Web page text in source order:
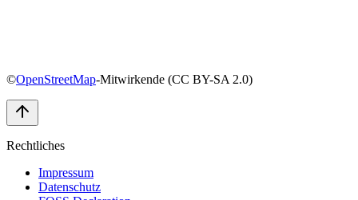
©OpenStreetMap-Mitwirkende (CC BY-SA 2.0)
Rechtliches
Impressum
Datenschutz